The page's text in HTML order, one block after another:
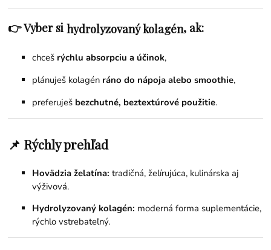
👉 Vyber sihydrolyzovaný kolagén, ak:
chceš rýchlu absorpciu a účinok,
plánuješ kolagén ráno do nápoja alebo smoothie,
preferuješ bezchutné, beztextúrové použitie.
📌 Rýchly prehľad
Hovädzia želatína: tradičná, želírujúca, kulinárska aj
výživová.
Hydrolyzovaný kolagén: moderná forma suplementácie,
rýchlo vstrebateľný.